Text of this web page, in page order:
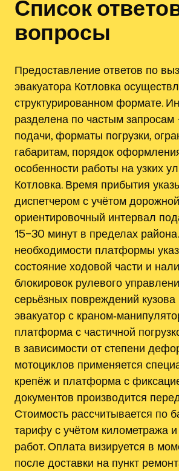
Список
вопросы
Предоставление ответов по
эвакуатора Котловка
структурированном формате.
разделена по частым
подачи, форматы погрузки,
габаритам, порядок
особенности работы на узких
Котловка. Время прибытия
диспетчером с учётом
ориентировочный интервал
15–30 минут в пределах
необходимости платформы
состояние ходовой части и
блокировок рулевого
серьёзных повреждений кузова
эвакуатор с
платформа с частичной
в зависимости от степени
мотоциклов применяется
крепёж и платформа с
документов производится
Стоимость рассчитывается по
тарифу с учётом километража
работ. Оплата визируется в
после доставки на пункт